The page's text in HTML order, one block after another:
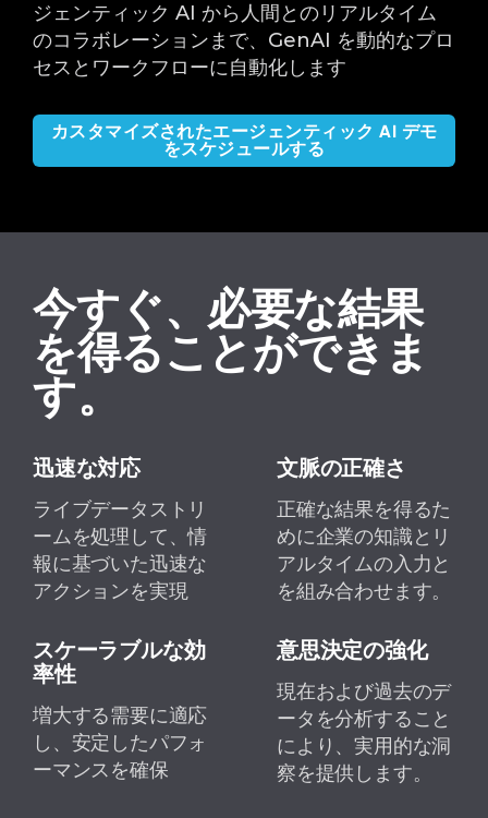
ジェンティック AI から人間とのリアルタイム
のコラボレーションまで、GenAI を動的なプロ
セスとワークフローに自動化します
カスタマイズされたエージェンティック AI デモ
をスケジュールする
今すぐ、必要な結果
を得ることができま
す。
迅速な対応
ライブデータストリ
ームを処理して、情
報に基づいた迅速な
アクションを実現
文脈の正確さ
正確な結果を得るた
めに企業の知識とリ
アルタイムの入力と
を組み合わせます。
スケーラブルな効
率性
増大する需要に適応
し、安定したパフォ
ーマンスを確保
意思決定の強化
現在および過去のデ
ータを分析すること
により、実用的な洞
察を提供します。